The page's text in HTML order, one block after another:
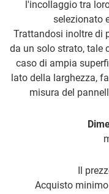
l'incollaggio tra
selezionato
Trattandosi inoltre di
da un solo strato, tale
caso di ampia
lato della larghezza,
misura del
Il
Acquisto